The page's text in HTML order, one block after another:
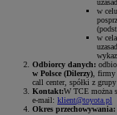
w
w
Odbiorcy danych:
w Polsce (Dilerzy) ,
call center, spółki z
Kontakt:W TCE można
e-mail: klient@toyota.pl
Okres przechowywania: